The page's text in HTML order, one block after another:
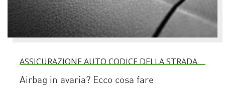
ASSICURAZIONE AUTO CODICE DELLA STRADA
Airbag in avaria? Ecco cosa fare